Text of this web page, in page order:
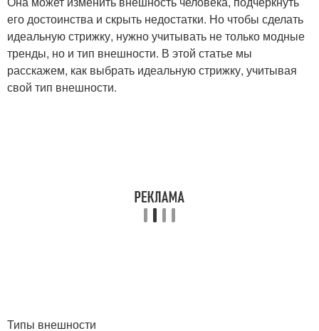
Стрижки на кудрявые
волосы
Классическая стрижка
его достоинства и скрыть недостатки. Но чтобы сделать
идеальную стрижку, нужно учитывать не только модные
тренды, но и тип внешности. В этой статье мы
расскажем, как выбрать идеальную стрижку, учитывая
свой тип внешности.
Типы внешности